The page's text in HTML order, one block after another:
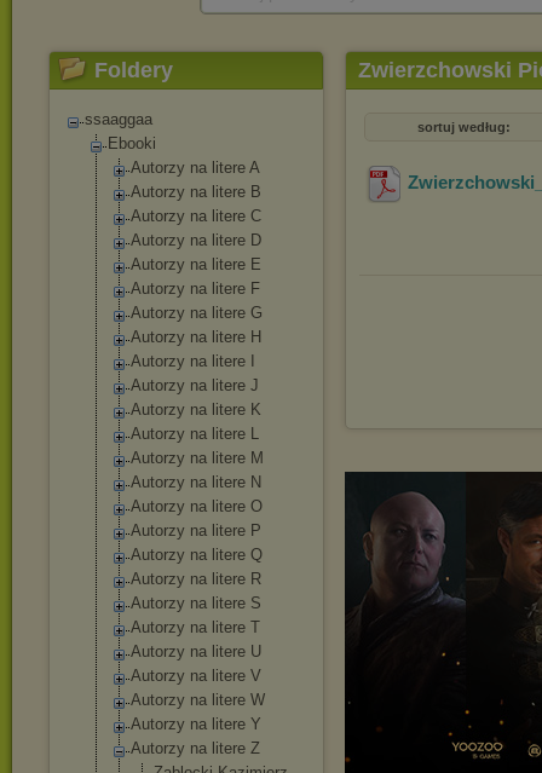
Foldery
ssaaggaa
Ebooki
Autorzy na litere A
Autorzy na litere B
Autorzy na litere C
Autorzy na litere D
Autorzy na litere E
Autorzy na litere F
Autorzy na litere G
Autorzy na litere H
Autorzy na litere I
Autorzy na litere J
Autorzy na litere K
Autorzy na litere L
Autorzy na litere M
Autorzy na litere N
Autorzy na litere O
Autorzy na litere P
Autorzy na litere Q
Autorzy na litere R
Autorzy na litere S
Autorzy na litere T
Autorzy na litere U
Autorzy na litere V
Autorzy na litere W
Autorzy na litere Y
Autorzy na litere Z
Zwierzchowski
sortuj według: